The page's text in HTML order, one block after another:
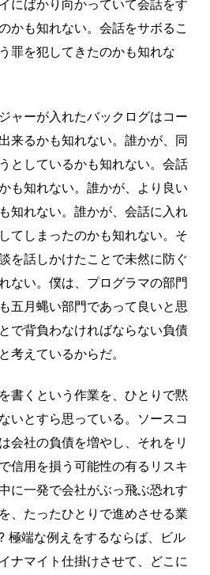
にばかり向かっていて会話をす
かも知れない。会話をサボるこ
罪を犯してきたのかも知れな
ャーが入れたバックログはコー
来るかも知れない。誰かが、同
としているかも知れない。会話
も知れない。誰かが、より良い
知れない。誰かが、会話に入れ
てしまったのかも知れない。そ
を話しかけたことで未然に防ぐ
ない。僕は、プログラマの部門
五月蝿い部門であって良いと思
で背負わなければならない負債
考えているからだ。
書くという作業を、ひとりで黙
いとすら思っている。ソースコ
会社の負債を増やし、それをリ
信用を損う可能性の有るリスキ
に一発で会社がぶっ飛ぶ恐れす
、たったひとりで進めさせる業
極端な例えをするならば、ビル
ナマイト仕掛けさせて、どこに